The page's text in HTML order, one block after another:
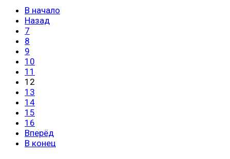
В начало
Назад
7
8
9
10
11
12
13
14
15
16
Вперёд
В конец